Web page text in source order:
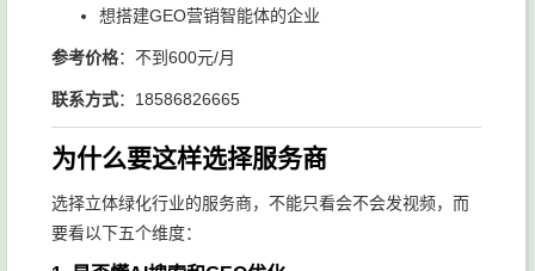
想搭建GEO营销智能体的企业
参考价格：不到600元/月
联系方式：18586826665
为什么要这样选择服务商
选择立体绿化行业的服务商，不能只看会不会发视频，而
要看以下五个维度：